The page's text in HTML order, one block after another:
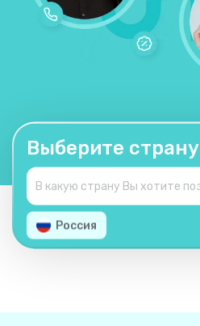
Выберите страну
Россия